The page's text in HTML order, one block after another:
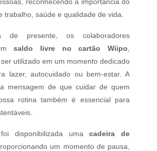
trabalho, saúde e qualidade de vida.
de presente, os colaboradores
saldo livre no cartão Wiipo
utilizado em um momento dedicado
lazer, autocuidado ou bem-estar. A
mensagem de que cuidar de quem
rotina também é essencial para
disponibilizada umacadeira de
um momento de pausa,